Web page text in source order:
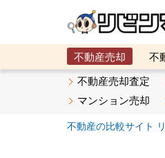
不動産売却 不
メタ住宅展示場
不動産売却査定
マンション売却
不動産の比較サイト